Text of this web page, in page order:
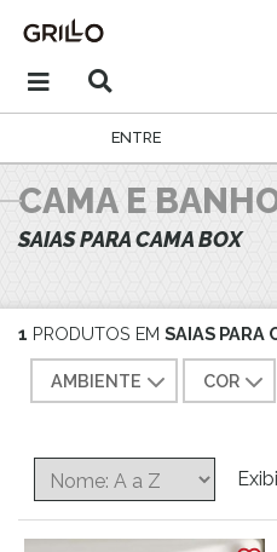
ENTRE
CAMA E
SAIAS PARA CAMA BOX
1 PRODUTOS EM SAIAS PARA
AMBIENTE COR